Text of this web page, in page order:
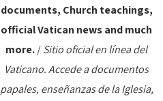
documents, Church teachings,
official Vatican news and much
more./Sitio oficial en línea del
Vaticano. Accede a documentos
papales, enseñanzas de la Iglesia,